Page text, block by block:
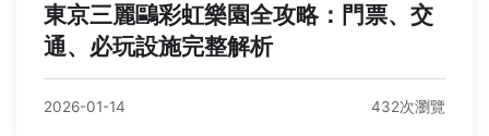
東京三麗鷗彩虹樂園全攻略：門票、交
通、必玩設施完整解析
2026-01-14 432次瀏覽